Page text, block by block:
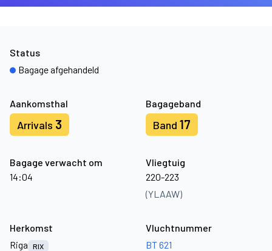
Aankomsthal
Arrivals 3
Bagageband
Band 17
Bagage verwacht om
14:04
Vliegtuig
220-223
(YLAAW)
Status
Bagage afgehandeld
Herkomst
Riga
RIX
Vluchtnummer
BT 621